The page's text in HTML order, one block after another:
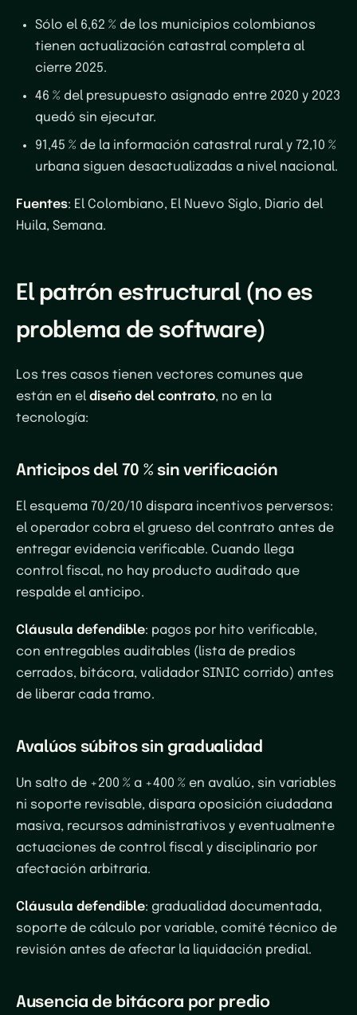
Sólo el 6,62 % de los municipios colombianos
tienen actualización catastral completa al
cierre 2025.
46 % del presupuesto asignado entre 2020 y 2023
quedó sin ejecutar.
91,45 % de la información catastral rural y 72,10 %
urbana siguen desactualizadas a nivel nacional.
Fuentes: El Colombiano, El Nuevo Siglo, Diario del
Huila, Semana.
El patrón estructural (no es
problema de software)
Los tres casos tienen vectores comunes que
están en el diseño del contrato, no en la
tecnología:
Anticipos del 70 % sin verificación
El esquema 70/20/10 dispara incentivos perversos:
el operador cobra el grueso del contrato antes de
entregar evidencia verificable. Cuando llega
control fiscal, no hay producto auditado que
respalde el anticipo.
Cláusula defendible: pagos por hito verificable,
con entregables auditables (lista de predios
cerrados, bitácora, validador SINIC corrido) antes
de liberar cada tramo.
Avalúos súbitos sin gradualidad
Un salto de +200 % a +400 % en avalúo, sin variables
ni soporte revisable, dispara oposición ciudadana
masiva, recursos administrativos y eventualmente
actuaciones de control fiscal y disciplinario por
afectación arbitraria.
Cláusula defendible: gradualidad documentada,
soporte de cálculo por variable, comité técnico de
revisión antes de afectar la liquidación predial.
Ausencia de bitácora por predio